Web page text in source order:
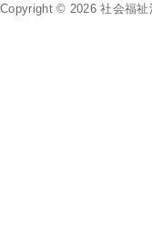
Copyright © 2026社会福